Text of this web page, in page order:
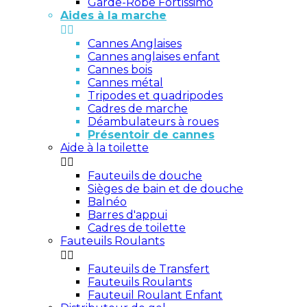
Aides à la marche

Cannes Anglaises
Cannes anglaises enfant
Cannes bois
Cannes métal
Tripodes et quadripodes
Cadres de marche
Déambulateurs à roues
Présentoir de cannes
Aide à la toilette

Fauteuils de douche
Sièges de bain et de douche
Balnéo
Barres d'appui
Cadres de toilette
Fauteuils Roulants

Fauteuils de Transfert
Fauteuils Roulants
Fauteuil Roulant Enfant